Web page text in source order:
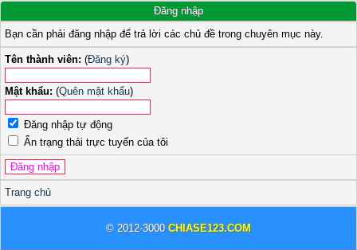
Đăng nhập
Bạn cần phải đăng nhập để trả lời các chủ đề trong chuyên mục này.
Tên thành viên: (Đăng ký)
Mật khẩu: (Quên mật khẩu)
Đăng nhập tự động
Ẩn trạng thái trực tuyến của tôi
Trang chủ
© 2012-3000 CHIASE123.COM